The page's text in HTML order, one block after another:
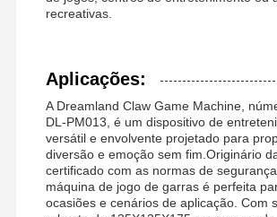
Equipamento de playground macio
Simulador de Jogo de Motocicleta
Simulador de VR 360
Atirador de Arcade VR
recreativas.
Aplicações:
A Dreamland Claw Game Machine,
DL-PM013, é um dispositivo de
versátil e envolvente projetado para
diversão e emoção sem fim.Originário
certificado com as normas de
máquina de jogo de garras é perfeita
ocasiões e cenários de aplicação. Com